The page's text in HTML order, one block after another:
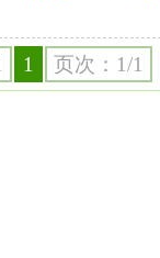
1 页次：1/1